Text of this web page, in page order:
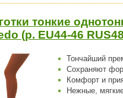
тонкие
(р. EU44-46
Тончайший
Сохраняют
Комфорт и
Нежные,